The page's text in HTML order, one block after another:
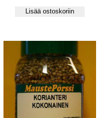
Lisää ostoskoriin